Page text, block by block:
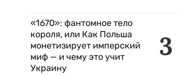
3
«1670»: фантомное тело
короля, или Как Польша
монетизирует имперский
миф — и чему это учит
Украину